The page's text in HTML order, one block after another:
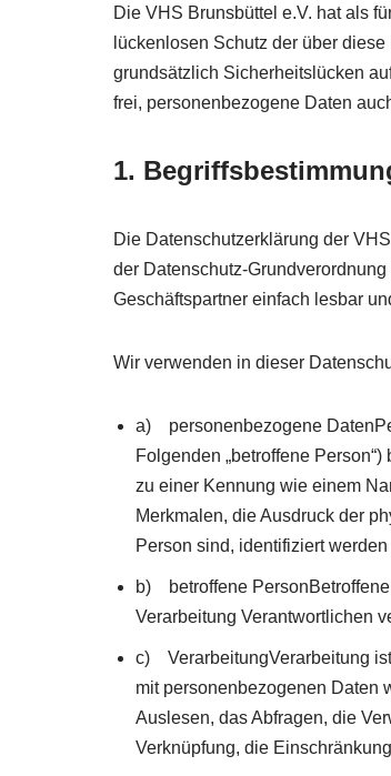
Die VHS Brunsbüttel e.V. hat als
lückenlosen Schutz der über
grundsätzlich Sicherheitslücken
frei, personenbezogene Daten
1.
Die Datenschutzerklärung der
der Datenschutz-
Geschäftspartner einfach lesbar
Wir verwenden in dieser
a) personenbezogene
Folgenden „betroffene
zu einer Kennung wie einem
Merkmalen, die Ausdruck der
Person sind, identifiziert werden
b) betroffene
Verarbeitung Verantwortlichen
c) VerarbeitungVerarbeitung ist
mit personenbezogenen Daten
Auslesen, das Abfragen, die
Verknüpfung, die